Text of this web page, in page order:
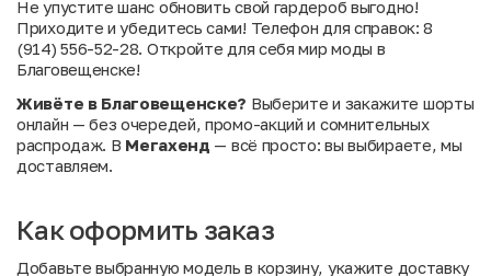
Не упустите шанс обновить свой гардероб выгодно!
Приходите и убедитесь сами! Телефон для справок: 8
(914) 556-52-28. Откройте для себя мир моды в
Благовещенске!
Живёте в Благовещенске? Выберите и закажите шорты
онлайн — без очередей, промо-акций и сомнительных
распродаж. В Мегахенд — всё просто: вы выбираете, мы
доставляем.
Как оформить заказ
Добавьте выбранную модель в корзину, укажите доставку